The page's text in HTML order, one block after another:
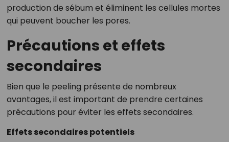
production de sébum et éliminent les cellules mortes
qui peuvent boucher les pores.
Précautions et effets
secondaires
Bien que le peeling présente de nombreux
avantages, il est important de prendre certaines
précautions pour éviter les effets secondaires.
Effets secondaires potentiels